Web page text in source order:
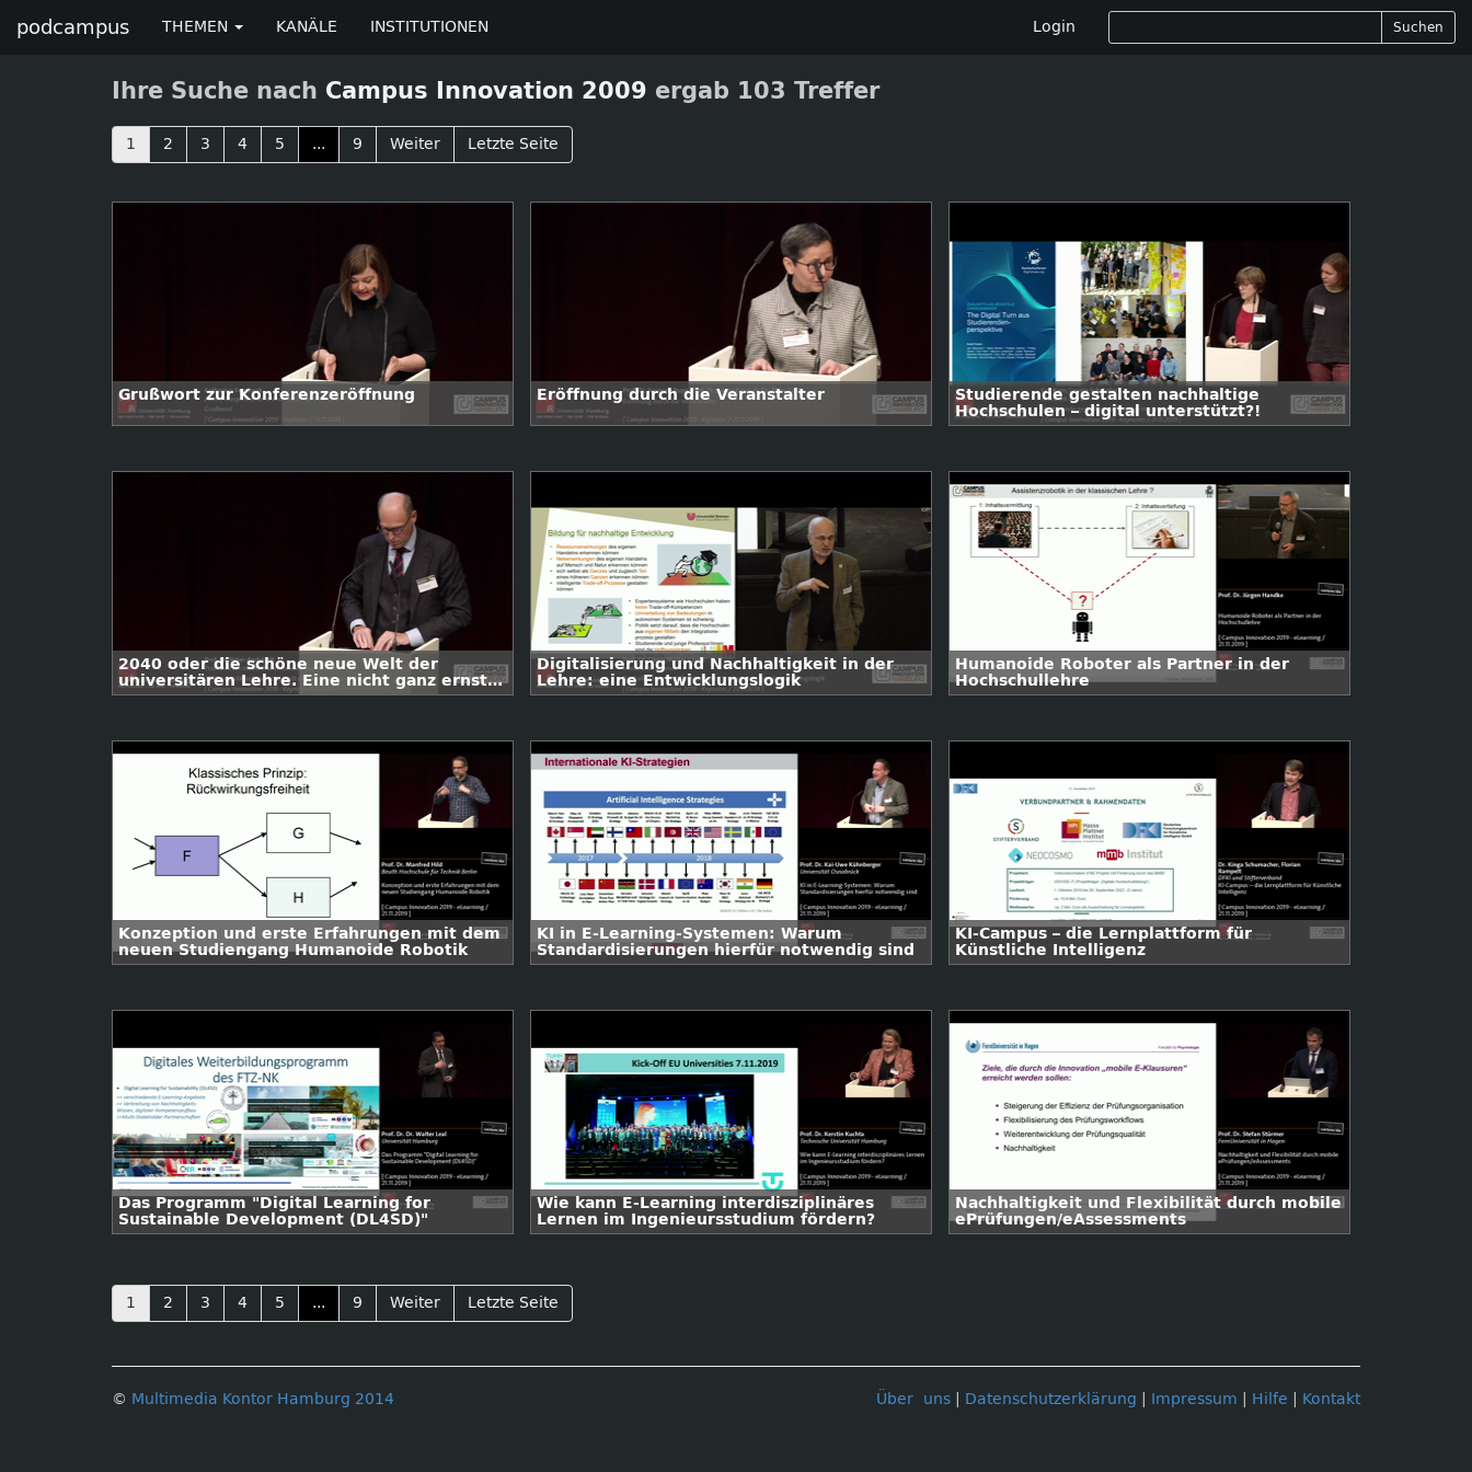
podcampus THEMEN KANÄLE INSTITUTIONEN Login Suchen
Ihre Suche nach Campus Innovation 2009 ergab 103 Treffer
1 2 3 4 5 ... 9 Weiter Letzte Seite
Grußwort zur Konferenzeröffnung Eröffnung durch die Veranstalter
Studierende gestalten nachhaltige
Hochschulen – digital unterstützt?!
2040 oder die schöne neue Welt der
universitären Lehre. Eine nicht ganz ernste
Zukunftsvision
Digitalisierung und Nachhaltigkeit in der
Lehre: eine Entwicklungslogik
Humanoide Roboter als Partner in der
Hochschullehre
Konzeption und erste Erfahrungen mit dem
neuen Studiengang Humanoide Robotik
KI in E-Learning-Systemen: Warum
Standardisierungen hierfür notwendig sind
KI-Campus – die Lernplattform für
Künstliche Intelligenz
Das Programm "Digital Learning for
Sustainable Development (DL4SD)"
Wie kann E-Learning interdisziplinäres
Lernen im Ingenieursstudium fördern?
Nachhaltigkeit und Flexibilität durch mobile
ePrüfungen/eAssessments
1 2 3 4 5 ... 9 Weiter Letzte Seite
Über uns Datenschutzerklärung Impressum Hilfe Kontakt
© Multimedia Kontor Hamburg 2014